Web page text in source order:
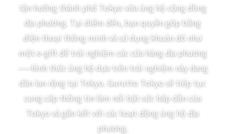
tận hưởng thành phố Tokyo vừa ủng hộ cộng đồng
địa phương. Tại điểm đến, bạn quyên góp bằng
điện thoại thông minh và sử dụng khoản đó như
một e-gift để trải nghiệm các cửa hàng địa phương
——hình thức ủng hộ dựa trên trải nghiệm này đang
dần lan rộng tại Tokyo. Gurutto Tokyo sẽ tiếp tục
cung cấp thông tin làm nổi bật sức hấp dẫn của
Tokyo và gắn kết với các hoạt động ủng hộ địa
phương.